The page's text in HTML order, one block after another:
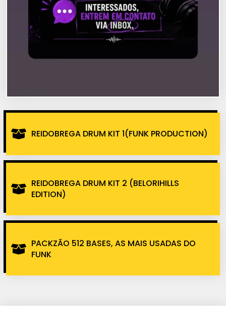
REIDOBREGA DRUM KIT 1(FUNK PRODUCTION)
REIDOBREGA DRUM KIT 2 (BELORIHILLS
EDITION)
PACKZÃO 512 BASES, AS MAIS USADAS DO
FUNK